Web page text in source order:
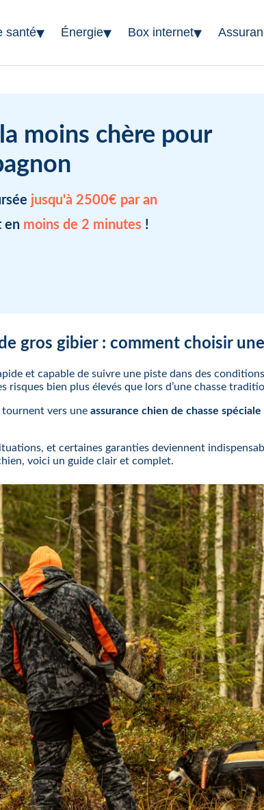
santé▾ Énergie▾ Box internet▾
moins chère pour
jusqu'à 2500€ par an
en moins de 2 minutes !
gros gibier : comment choisir
et capable de suivre une piste dans des
risques bien plus élevés que lors d’une chasse
tournent vers une assurance chien de chasse spéciale
et certaines garanties deviennent
voici un guide clair et complet.